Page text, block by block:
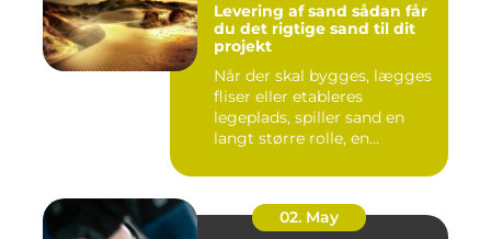
Levering af sand sådan får
du det rigtige sand til dit
projekt
Når der skal bygges, lægges
fliser eller etableres
legeplads, spiller sand en
langt større rolle, en...
02. May